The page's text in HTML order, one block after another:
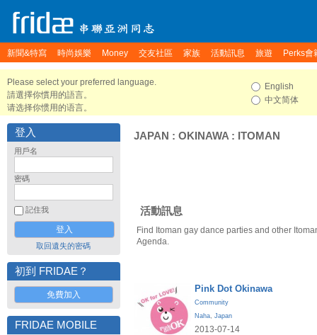
新聞&特寫 時尚娛樂 Money 交友社區 家族 活動訊息 旅遊 Perks會
Please select your preferred language.
請選擇你慣用的語言。
请选择你惯用的语言。
English
中文简体
登入
用戶名
密碼
記住我
取回遺失的密碼
初到 FRIDAE？
免費加入
FRIDAE MOBILE
JAPAN : OKINAWA : ITOMAN
活動訊息
Find Itoman gay dance parties and other
Agenda.
Pink Dot Okinawa
Community
Naha, Japan
2013-07-14